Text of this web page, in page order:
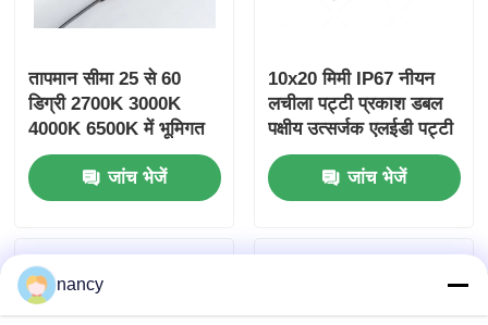
तापमान सीमा 25 से 60
डिग्री 2700K 3000K
4000K 6500K में भूमिगत
लैंप रंग तापमान 120 डिग्री
बीम कोण DC24V IP67
रेटेड
जांच भेजें
10x20 मिमी IP67 नीयन
लचीला पट्टी प्रकाश डबल
पक्षीय उत्सर्जक एलईडी पट्टी
जांच भेजें
nancy